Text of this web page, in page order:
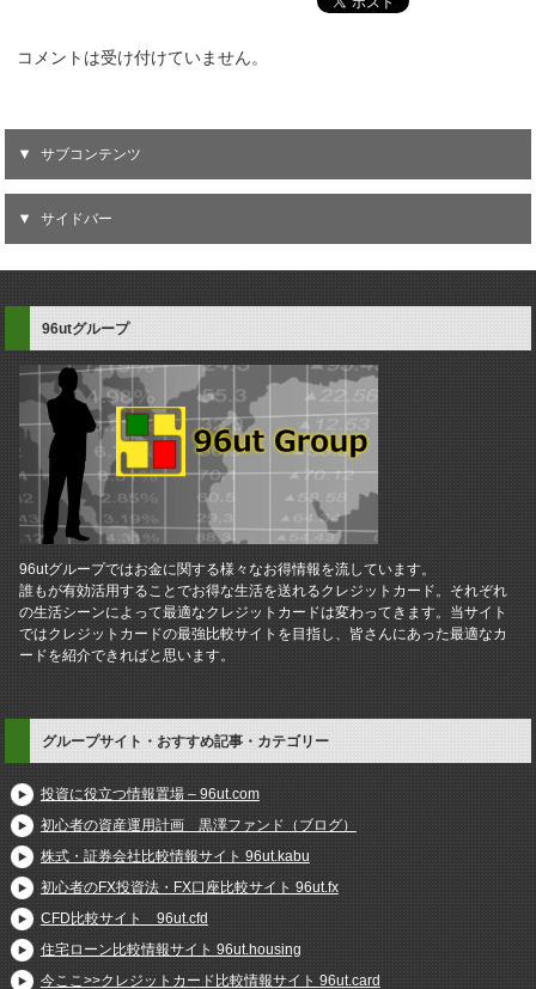
コメントは受け付けていません。
サブコンテンツ
サイドバー
96utグループ
96utグループではお金に関する様々なお得情報を流しています。
誰もが有効活用することでお得な生活を送れるクレジットカード。それぞれ
の生活シーンによって最適なクレジットカードは変わってきます。当サイト
ではクレジットカードの最強比較サイトを目指し、皆さんにあった最適なカ
ードを紹介できればと思います。
グループサイト・おすすめ記事・カテゴリー
投資に役立つ情報置場 – 96ut.com
初心者の資産運用計画 黒澤ファンド（ブログ）
株式・証券会社比較情報サイト 96ut.kabu
初心者のFX投資法・FX口座比較サイト 96ut.fx
CFD比較サイト 96ut.cfd
住宅ローン比較情報サイト 96ut.housing
今ここ>>クレジットカード比較情報サイト 96ut.card